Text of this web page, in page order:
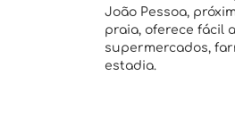
João Pessoa,
praia, oferece fácil
supermercados,
estadia.